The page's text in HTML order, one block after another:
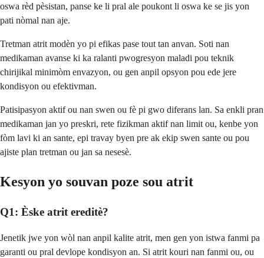
oswa rèd pèsistan, panse ke li pral ale poukont li oswa ke se jis yon
pati nòmal nan aje.
Tretman atrit modèn yo pi efikas pase tout tan anvan. Soti nan
medikaman avanse ki ka ralanti pwogresyon maladi pou teknik
chirijikal minimòm envazyon, ou gen anpil opsyon pou ede jere
kondisyon ou efektivman.
Patisipasyon aktif ou nan swen ou fè pi gwo diferans lan. Sa enkli pran
medikaman jan yo preskri, rete fizikman aktif nan limit ou, kenbe yon
fòm lavi ki an sante, epi travay byen pre ak ekip swen sante ou pou
ajiste plan tretman ou jan sa nesesè.
Kesyon yo souvan poze sou atrit
Q1: Èske atrit ereditè?
Jenetik jwe yon wòl nan anpil kalite atrit, men gen yon istwa fanmi pa
garanti ou pral devlope kondisyon an. Si atrit kouri nan fanmi ou, ou